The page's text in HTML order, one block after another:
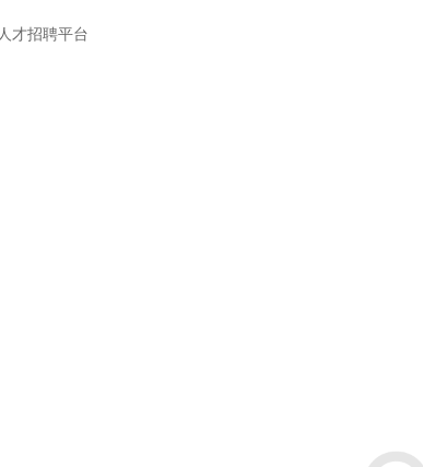
才招聘平台